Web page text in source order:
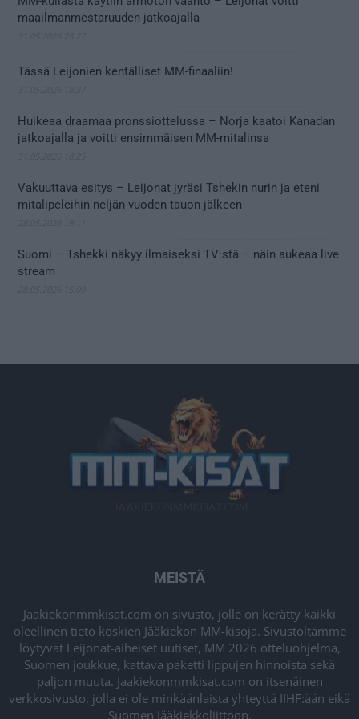
maailmanmestaruuden jatkoajalla
Tässä Leijonien kentälliset MM-finaaliin!
Huikeaa draamaa pronssiottelussa – Norja kaatoi Kanadan
jatkoajalla ja voitti ensimmäisen MM-mitalinsa
Vakuuttava esitys – Leijonat jyräsi Tshekin nurin ja eteni
mitalipeleihin neljän vuoden tauon jälkeen
Suomi – Tshekki näkyy ilmaiseksi TV:stä – näin aukeaa live
stream
MEISTÄ
Jaakiekonmmkisat.com on sivusto, jolle on kerätty kaikki
oleellinen tieto koskien Jääkiekon MM-kisoja. Sivustoltamme
löytyvät Leijonat-aiheiset uutiset, MM 2026 otteluohjelma,
Suomen joukkue, kattava paketti lippujen hinnoista sekä
paljon muuta. Jaakiekonmmkisat.com on itsenäinen
verkkosivusto, jolla ei ole minkäänlaista yhteyttä IIHF:ään eikä
Suomen Jääkiekkoliittoon.